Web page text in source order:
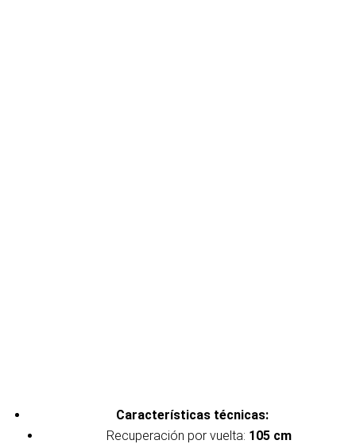
Características técnicas:
Recuperación por vuelta: 105 cm